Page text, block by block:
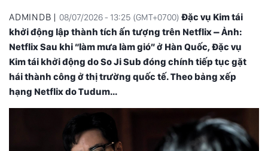
ADMINDB | 08/07/2026 - 13:25 (GMT+0700) Đặc vụ Kim tái
khởi động lập thành tích ấn tượng trên Netflix – Ảnh:
Netflix Sau khi “làm mưa làm gió” ở Hàn Quốc, Đặc vụ
Kim tái khởi động do So Ji Sub đóng chính tiếp tục gặt
hái thành công ở thị trường quốc tế. Theo bảng xếp
hạng Netflix do Tudum...